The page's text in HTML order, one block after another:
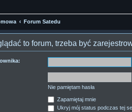
Forum Satedu
to forum, trzeba być
Nie pamiętam hasła
Zapamiętaj mnie
Ukryj mój status podczas tej